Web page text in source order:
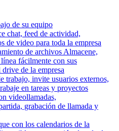
de su equipo
chat, feed de actividad,
de video para toda la empresa
de archivos Almacene,
fácilmente con sus
de la empresa
trabajo, invite usuarios externos,
en tareas y proyectos
videollamadas,
grabación de llamada y
con los calendarios de la